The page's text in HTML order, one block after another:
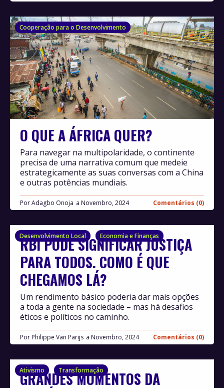
Cooperação para o Desenvolvimento
O QUE A ÁFRICA QUER?
PorAdagbo Onoja Novembro, 2024 Comentários (0)
Para navegar na multipolaridade, o continente
precisa de uma narrativa comum que medeie
estrategicamente as suas conversas com a China
e outras potências mundiais.
Desenvolvimento Local Economia e Finanças
RBI PODE SIGNIFICAR JUSTIÇA
PARA TODOS. COMO É QUE
CHEGAMOS LÁ?
Por Philippe Van Parijs Novembro, 2024 Comentários (0)
Um rendimento básico poderia dar mais opções
a toda a gente na sociedade – mas há desafios
éticos e políticos no caminho.
Ativismo Transformação
GRANDES MOMENTOS DA